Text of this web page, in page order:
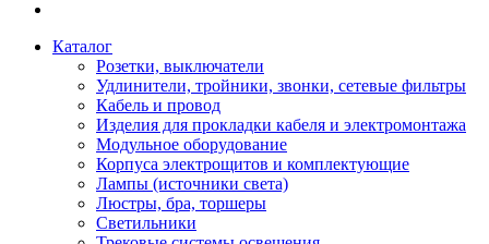
Каталог
Розетки, выключатели
Удлинители, тройники, звонки, сетевые фильтры
Кабель и провод
Изделия для прокладки кабеля и электромонтажа
Модульное оборудование
Корпуса электрощитов и комплектующие
Лампы (источники света)
Люстры, бра, торшеры
Светильники